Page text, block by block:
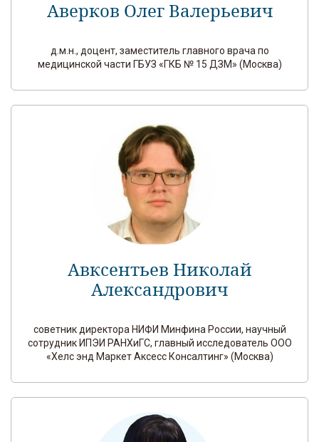
Аверков Олег Валерьевич
д.м.н., доцент, заместитель главного врача по
медицинской части ГБУЗ «ГКБ № 15 ДЗМ» (Москва)
Авксентьев Николай
Александрович
советник директора НИФИ Минфина России, научный
сотрудник ИПЭИ РАНХиГС, главный исследователь ООО
«Хелс энд Маркет Аксесс Консалтинг» (Москва)